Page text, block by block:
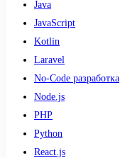
Java
JavaScript
Kotlin
Laravel
No-Code разработка
Node.js
PHP
Python
React.js